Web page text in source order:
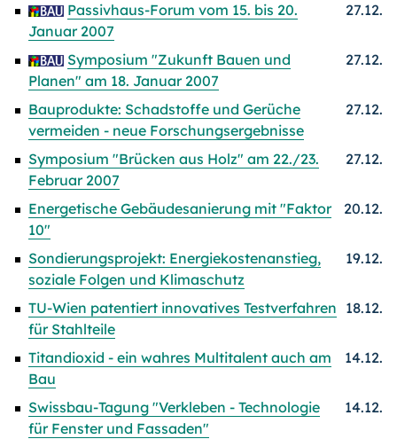
Passivhaus-Forum vom 15. bis 20.
Januar 2007
27.12.
Symposium "Zukunft Bauen und
Planen" am 18. Januar 2007
27.12.
Bauprodukte: Schadstoffe und Gerüche
vermeiden - neue Forschungsergebnisse
27.12.
Symposium "Brücken aus Holz" am 22./23.
Februar 2007
27.12.
Energetische Gebäudesanierung mit "Faktor
10"
20.12.
Sondierungsprojekt: Energiekostenanstieg,
soziale Folgen und Klimaschutz
19.12.
TU-Wien patentiert innovatives Testverfahren
für Stahlteile
18.12.
Titandioxid - ein wahres Multitalent auch am
Bau
14.12.
Swissbau-Tagung "Verkleben - Technologie
für Fenster und Fassaden"
14.12.